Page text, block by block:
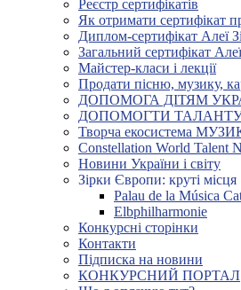
Реєстр сертифікатів
Як отримати сертифікат
Диплом-сертифікат Алеї
Загальний сертифікат
Майстер-класи і лекції
Продати пісню, музику,
ДОПОМОГА ДІТЯМ
ДОПОМОГТИ
Творча екосистема
Constellation World Talent
Новини України і світу
Зірки Європи: круті місця
Palau de la Música
Elbphilharmonie
Конкурсні сторінки
Контакти
Підписка на новини
КОНКУРСНИЙ ПОРТАЛ